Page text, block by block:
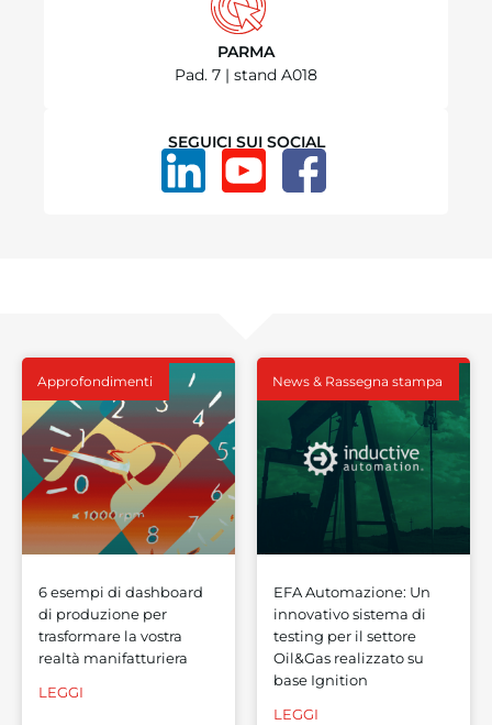
PARMA
Pad. 7 | stand A018
SEGUICI SUI SOCIAL
Approfondimenti
6 esempi di dashboard
di produzione per
trasformare la vostra
realtà manifatturiera
LEGGI
News & Rassegna stampa
EFA Automazione: Un
innovativo sistema di
testing per il settore
Oil&Gas realizzato su
base Ignition
LEGGI